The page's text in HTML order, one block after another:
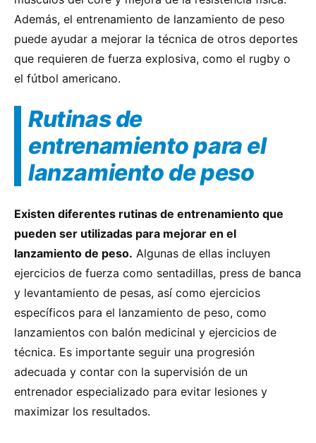
Además, el entrenamiento de lanzamiento de peso
puede ayudar a mejorar la técnica de otros deportes
que requieren de fuerza explosiva, como el rugby o
el fútbol americano.
Rutinas de
entrenamiento para el
lanzamiento de peso
Existen diferentes rutinas de entrenamiento que
pueden ser utilizadas para mejorar en el
lanzamiento de peso. Algunas de ellas incluyen
ejercicios de fuerza como sentadillas, press de banca
y levantamiento de pesas, así como ejercicios
específicos para el lanzamiento de peso, como
lanzamientos con balón medicinal y ejercicios de
técnica. Es importante seguir una progresión
adecuada y contar con la supervisión de un
entrenador especializado para evitar lesiones y
maximizar los resultados.